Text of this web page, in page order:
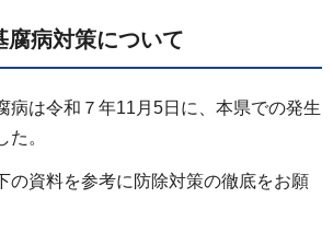
腐病対策について
病は令和７年11月5日に、本県での発生
た。
の資料を参考に防除対策の徹底をお願